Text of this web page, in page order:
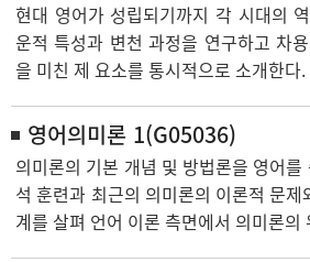
현대 영어가 성립되기까지 각 시대의
운적 특성과 변천 과정을 연구하고 차
을 미친 제 요소를 통시적으로 소개한다.
영어의미론 1(G05036)
의미론의 기본 개념 및 방법론을 영어
석 훈련과 최근의 의미론의 이론적 문
계를 살펴 언어 이론 측면에서 의미론의